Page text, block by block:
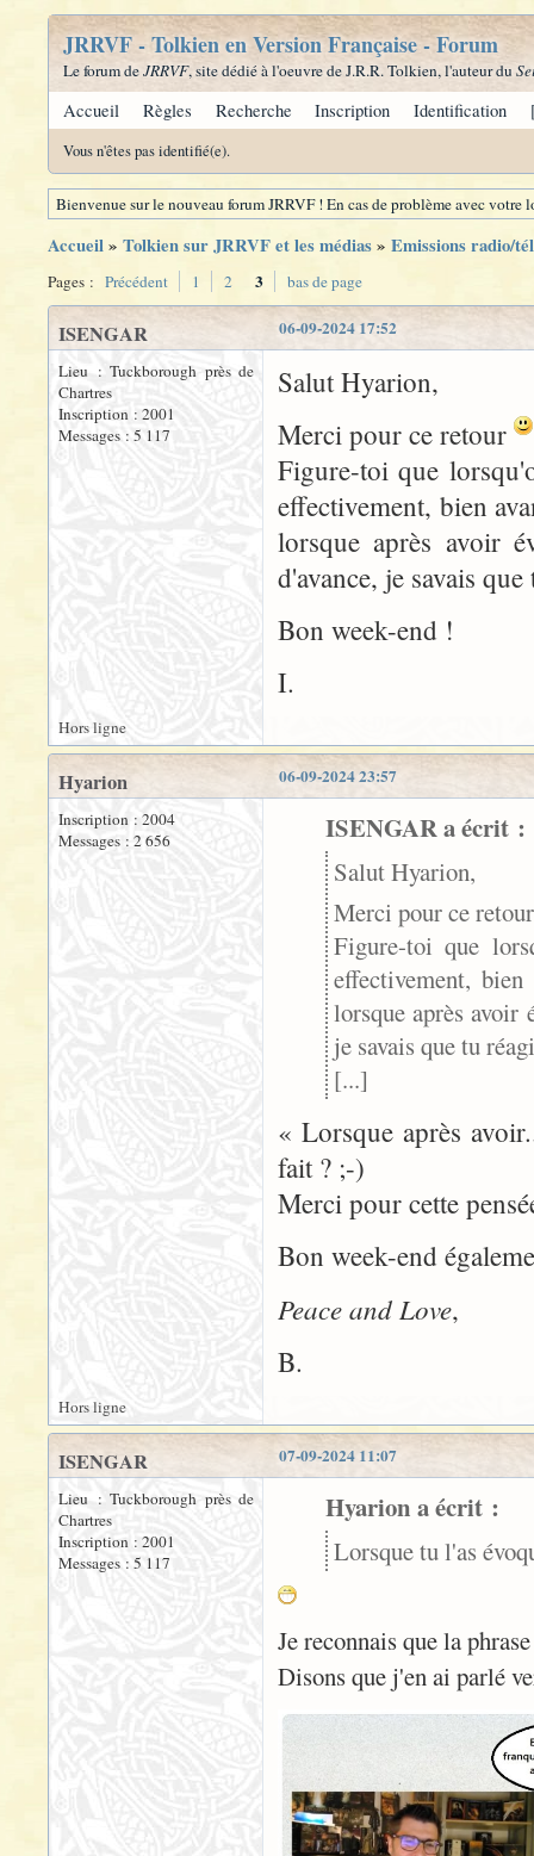
JRRVF - Tolkien en Version Française - Forum
Le forum deJRRVF, site dédié à l'oeuvre de J.R.R. Tolkien, l'auteur du
Accueil Règles Recherche Inscription Identification
Vous n'êtes pas identifié(e).
Bienvenue sur le nouveau forum JRRVF ! En cas de problème avec
Accueil» Tolkien sur JRRVF et les médias» Emissions radio/
Pages : Précédent 1 2 3 bas de page
06-09-2024 17:52
ISENGAR
Lieu : Tuckborough près de
Chartres
Inscription : 2001
Messages : 5 117
Salut Hyarion,
Merci pour ce retour
Figure-toi que
effectivement, bien
lorsque après avoir
d'avance, je savais
Bon week-end !
I.
Hors ligne
06-09-2024 23:57
Hyarion
Inscription : 2004
Messages : 2 656
ISENGAR a écrit :
Salut Hyarion,
Merci pour ce
Figure-toi que
effectivement,
lorsque après avoir
je savais que tu
[...]
« Lorsque après
fait ? ;-)
Merci pour cette
Bon week-end
Peace and Love,
B.
Hors ligne
07-09-2024 11:07
ISENGAR
Lieu : Tuckborough près de
Chartres
Inscription : 2001
Messages : 5 117
Hyarion a écrit :
Lorsque tu l'as
Je reconnais que la
Disons que j'en ai parlé